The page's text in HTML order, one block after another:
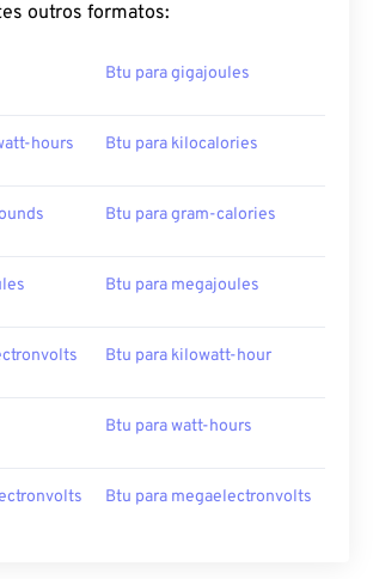
outros formatos:
Btu para gigajoules
hours Btu para kilocalories
Btu para gram-calories
Btu para megajoules
Btu para kilowatt-hour
Btu para watt-hours
Btu para megaelectronvolts